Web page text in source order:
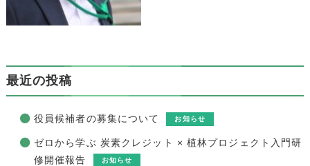
最近の投稿
役員候補者の募集について お知らせ
ゼロから学ぶ 炭素クレジット × 植林プロジェクト入門研
修開催報告
お知らせ